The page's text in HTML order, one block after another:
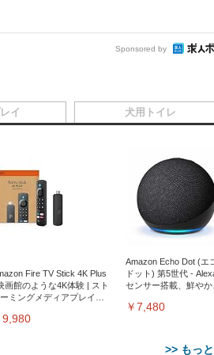
Sponsored by
Fire TV Stick 4K Plus
画館のような4K体験 | スト
ーミングメディアプレイヤ
9,980
Amazon Echo Dot (エ
ドット) 第5世代 -
センサー搭載、鮮やか
￥7,480
>> もっ
イ 犬用トイレ